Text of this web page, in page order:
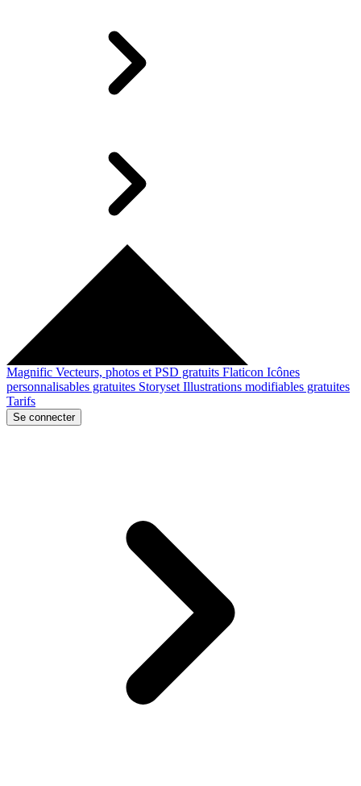
Magnific Vecteurs, photos et PSD gratuits Flaticon Icônes
personnalisables gratuites Storyset Illustrations modifiables gratuites
Tarifs
Se connecter